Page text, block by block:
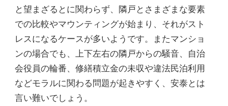
と望まざるとに関わらず、隣戸とさまざまな要素
での比較やマウンティングが始まり、それがスト
レスになるケースが多いようです。またマンショ
ンの場合でも、上下左右の隣戸からの騒音、自治
会役員の輪番、修繕積立金の未収や違法民泊利用
などモラルに関わる問題が起きやすく、安泰とは
言い難いでしょう。